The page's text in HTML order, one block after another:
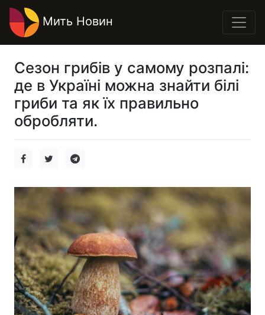
Мить Новин
Сезон грибів у самому розпалі:
де в Україні можна знайти білі
гриби та як їх правильно
обробляти.